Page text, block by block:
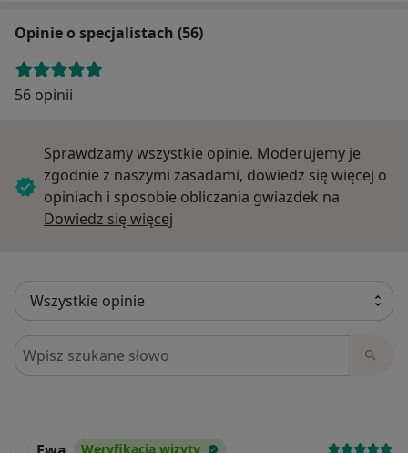
Opinie o specjalistach (56)
56 opinii
Sprawdzamy wszystkie opinie. Moderujemy je
zgodnie z naszymi zasadami, dowiedz się więcej o
opiniach i sposobie obliczania gwiazdek na
Dowiedz się więcej
Szukaj w opiniach
Weryfikacja wizyty